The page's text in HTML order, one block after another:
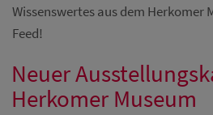
Wissenswertes aus dem Herkomer
Feed!
Neuer
Herkomer Museum